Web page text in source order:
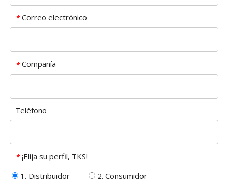
* Correo electrónico
* Compañía
Teléfono
* ¡Elija su perfil, TKS!
1. Distribuidor
2. Consumidor